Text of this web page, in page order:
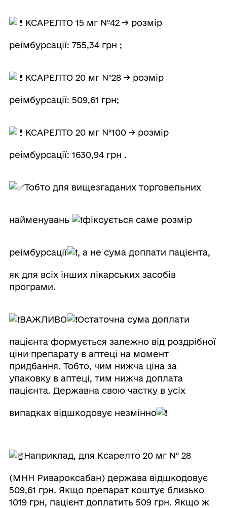
КСАРЕЛТО 15 мг №42 → розмір
реімбурсації: 755,34 грн ;
КСАРЕЛТО 20 мг №28 → розмір
реімбурсації: 509,61 грн;
КСАРЕЛТО 20 мг №100 → розмір
реімбурсації: 1630,94 грн .
Тобто для вищезгаданих торговельних
найменувань фіксується саме розмір
реімбурсації , а не сума доплати пацієнта,
як для всіх інших лікарських засобів
програми.
ВАЖЛИВО Остаточна сума доплати
пацієнта формується залежно від роздрібної
ціни препарату в аптеці на момент
придбання. Тобто, чим нижча ціна за
упаковку в аптеці, тим нижча доплата
пацієнта. Державна свою частку в усіх
випадках відшкодовує незмінно
Наприклад, для Ксарелто 20 мг № 28
(МНН Ривароксабан) держава відшкодовує
509,61 грн. Якщо препарат коштує близько
1019 грн, пацієнт доплатить 509 грн. Якщо ж